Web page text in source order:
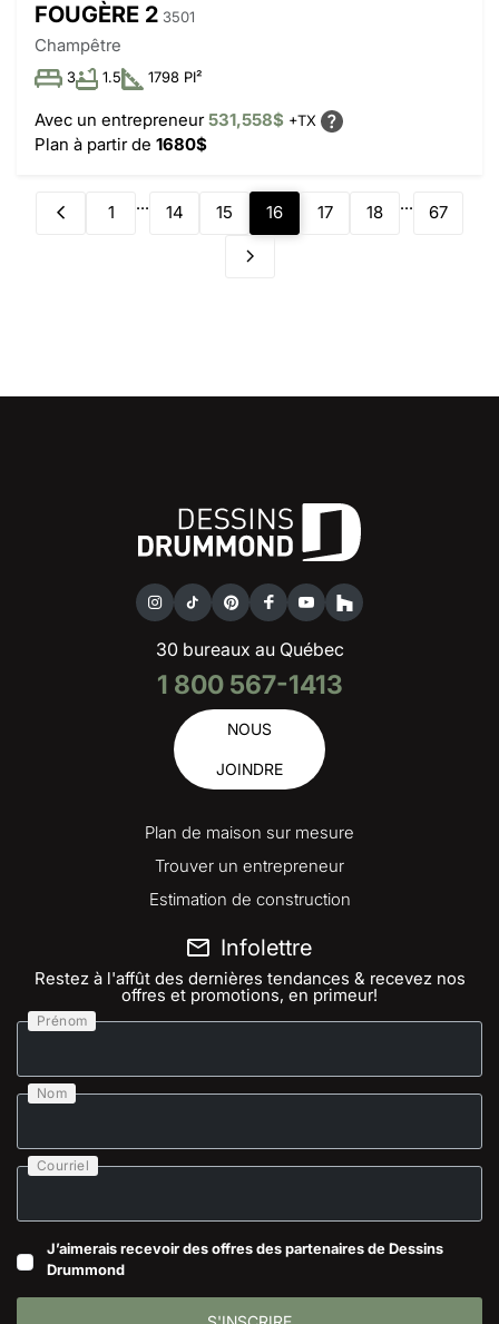
FOUGÈRE 2 3501
Champêtre
3 1.5 1798 PI²
Avec un entrepreneur531,558$ +TX
Plan à partir de 1680$
1 ... 14 15 16 17 18 ... 67
30 bureaux au Québec
1 800 567-1413
NOUS
JOINDRE
Plan de maison sur mesure
Trouver un entrepreneur
Estimation de construction
Infolettre
Restez à l'affût des dernières tendances & recevez nos
offres et promotions, en primeur!
Prénom
Nom
Courriel
J’aimerais recevoir des offres des partenaires de Dessins
Drummond